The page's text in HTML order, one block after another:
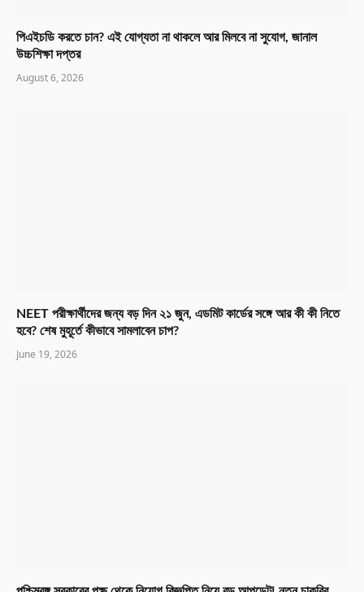
পিএইচডি করতে চান? এই যোগ্যতা না থাকলে আর মিলবে না সুযোগ, জানাল
উচ্চশিক্ষা দপ্তর
August 6, 2026
NEET পরীক্ষার্থীদের জন্য বড় দিন ২১ জুন, এডমিট কার্ডের সঙ্গে আর কী কী নিতে
হবে? শেষ মুহূর্তে কীভাবে সামলাবেন চাপ?
June 19, 2026